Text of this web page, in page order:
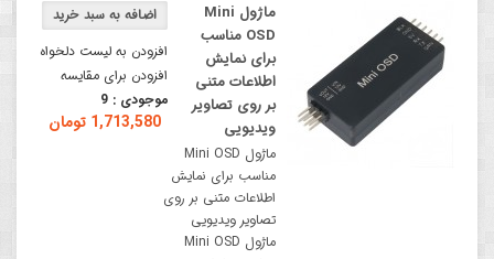
افزودن به لیست دلخواه
افزودن برای مقایسه
موجودی : 9
1,713,580 تومان
ماژول Mini
OSD مناسب
برای نمایش
اطلاعات متنی
بر روی تصاویر
ویدیویی
ماژول Mini OSD
مناسب برای نمایش
اطلاعات متنی بر روی
تصاویر ویدیویی
ماژول Mini OSD